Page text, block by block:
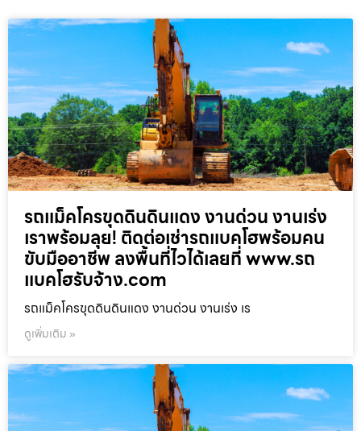
รถแม็คโครขุดดินดินแดง งานด่วน งานเร่ง
เราพร้อมลุย! ติดต่อเช่ารถแบคโฮพร้อมคน
ขับมืออาชีพ ลงพื้นที่ไวได้เลยที่ www.รถ
แบคโฮรับจ้าง.com
รถแม็คโครขุดดินดินแดง งานด่วน งานเร่ง เร
ดูเพิ่มเติม »